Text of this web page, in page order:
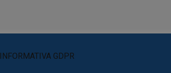
INFORMATIVA GDPR